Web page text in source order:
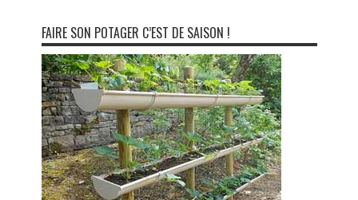
FAIRE SON POTAGER C’EST DE SAISON !